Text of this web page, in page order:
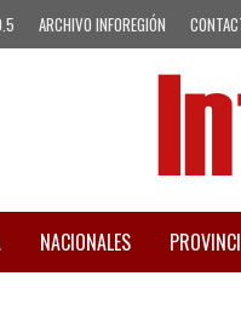
ARCHIVO INFOREGIÓN
NACIONALES